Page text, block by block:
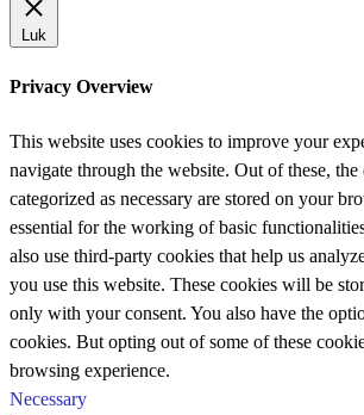
Luk
Privacy Overview
This website uses cookies to improve your
navigate through the website. Out of these, the
categorized as necessary are stored on your
essential for the working of basic
also use third-party cookies that help us
you use this website. These cookies will be
only with your consent. You also have the
cookies. But opting out of some of these
browsing experience.
Necessary